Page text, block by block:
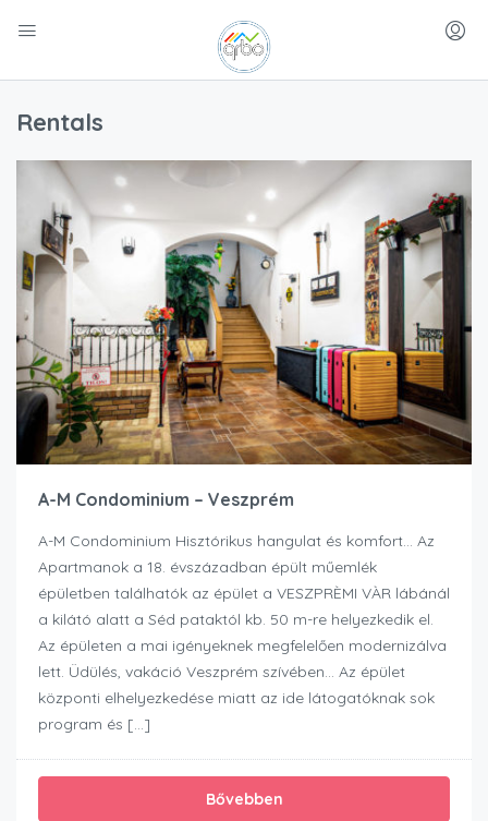
Rentals
A-M Condominium – Veszprém
A-M Condominium Hisztórikus hangulat és komfort… Az
Apartmanok a 18. évszázadban épült műemlék
épületben találhatók az épület a VESZPRÈMI VÀR lábánál
a kilátó alatt a Séd pataktól kb. 50 m-re helyezkedik el.
Az épületen a mai igényeknek megfelelően modernizálva
lett. Üdülés, vakáció Veszprém szívében… Az épület
központi elhelyezkedése miatt az ide látogatóknak sok
program és […]
Bővebben